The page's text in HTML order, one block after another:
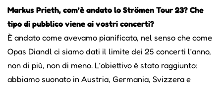
Markus Prieth, com’è andato lo Strömen Tour 23? Che
tipo di pubblico viene ai vostri concerti?
È andato come avevamo pianificato, nel senso che come
Opas Diandl ci siamo dati il limite dei 25 concerti l’anno,
non di più, non di meno. L’obiettivo è stato raggiunto:
abbiamo suonato in Austria, Germania, Svizzera e